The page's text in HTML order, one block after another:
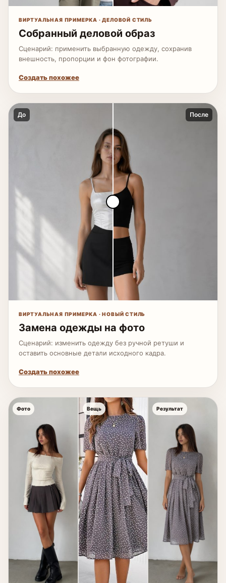
ВИРТУАЛЬНАЯ ПРИМЕРКА · ДЕЛОВОЙ СТИЛЬ
Собранный деловой образ
Сценарий: применить выбранную одежду, сохранив
внешность, пропорции и фон фотографии.
Создать похожее
До После
ВИРТУАЛЬНАЯ ПРИМЕРКА · НОВЫЙ СТИЛЬ
Замена одежды на фото
Сценарий: изменить одежду без ручной ретуши и
оставить основные детали исходного кадра.
Создать похожее
Фото Вещь Результат